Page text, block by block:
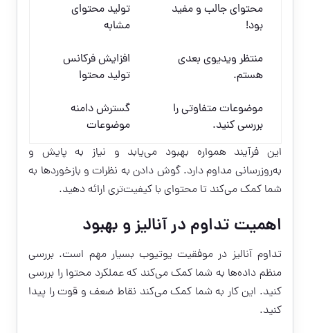
محتوای جالب و مفید
بود!
تولید محتوای
مشابه
منتظر ویدیوی بعدی
هستم.
افزایش فرکانس
تولید محتوا
موضوعات متفاوتی را
بررسی کنید.
گسترش دامنه
موضوعات
این فرآیند همواره بهبود می‌یابد و نیاز به پایش و
به‌روزرسانی مداوم دارد. گوش دادن به نظرات و بازخوردها به
شما کمک می‌کند تا محتوای با کیفیت‌تری ارائه دهید.
اهمیت تداوم در آنالیز و بهبود
تداوم آنالیز در موفقیت یوتیوب بسیار مهم است. بررسی
منظم داده‌ها به شما کمک می‌کند که عملکرد محتوا را بررسی
کنید. این کار به شما کمک می‌کند نقاط ضعف و قوت را پیدا
کنید.